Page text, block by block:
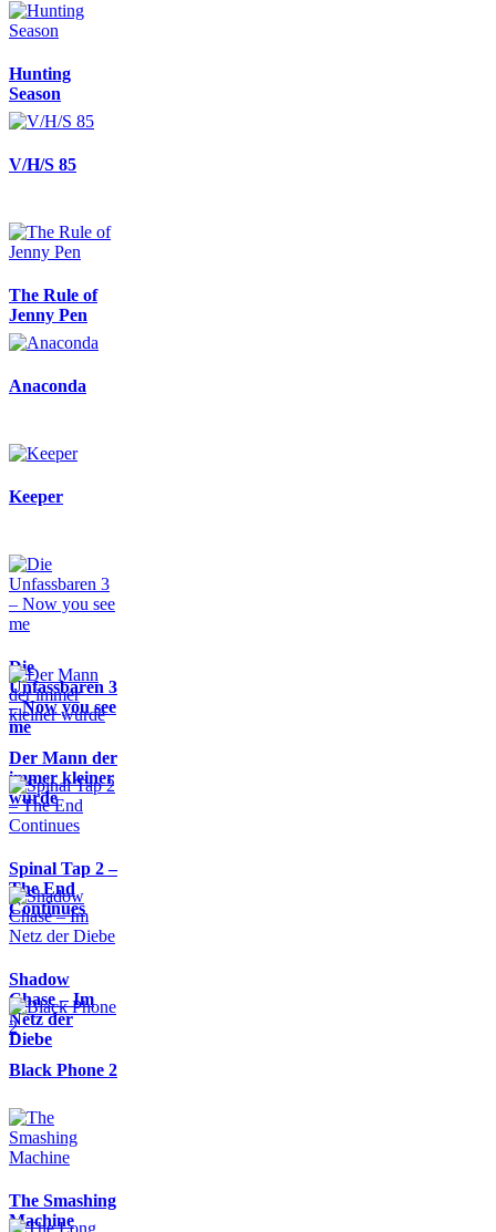
Hunting
Season
V/H/S 85
The Rule of
Jenny Pen
Anaconda
Keeper
Die
Unfassbaren 3
– Now you see
me
Der Mann der
immer kleiner
wurde
Spinal Tap 2 –
The End
Continues
Shadow
Chase – Im
Netz der
Diebe
Black Phone 2
The Smashing
Machine